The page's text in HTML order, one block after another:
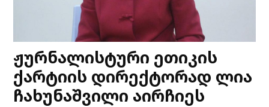
ჟურნალისტური ეთიკის
ქარტიის დირექტორად ლია
ჩახუნაშვილი აირჩიეს